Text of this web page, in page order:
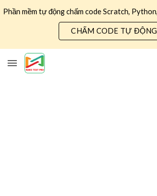
Skip to main content
CHẤM CODE TỰ ĐỘNG